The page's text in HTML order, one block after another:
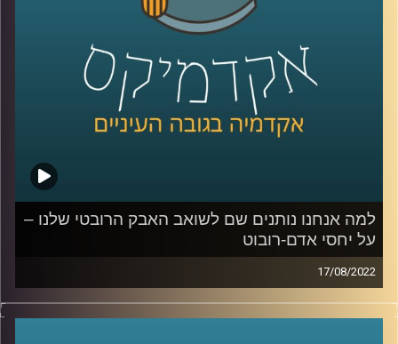
לשיחה עם ד"ר הדס אראל על רובוטים חברתיים –
לשיחה עם ד"ר הדס אראל על היתרונות החברתיים בשימוש
ברובוטיים –לחצו כאן
למה אנחנו נותנים שם לשואב האבק הרובטי שלנו –
על יחסי אדם-רובוט
17/08/2022
זה כנראה לא יפתיע אף אחד ואחת אם אגיד לכם שעם הזמן
רובוטים יקחו חלק יותר משמעותי בחיינו אבל אולי כן יפתיע